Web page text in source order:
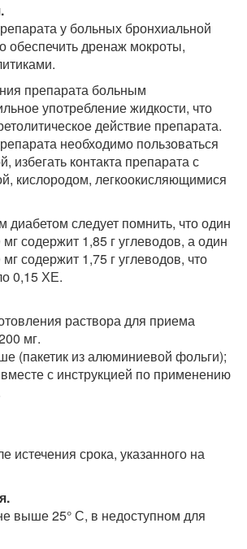
у больных бронхиальной
обеспечить дренаж мокроты,
препарата больным
употребление жидкости, что
действие препарата.
необходимо пользоваться
избегать контакта препарата с
кислородом, легкоокисляющимися
следует помнить, что один
содержит 1,85 г углеводов, а один
содержит 1,75 г углеводов, что
0,15 ХЕ.
раствора для приема
мг.
(пакетик из алюминиевой фольги);
с инструкцией по применению
истечения срока, указанного на
выше 25° С, в недоступном для